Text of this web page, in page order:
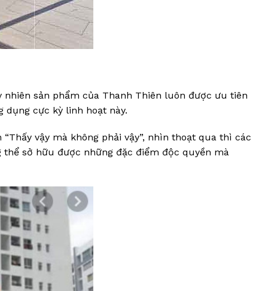
sản phẩm của Thanh Thiên luôn được ưu tiên
dụng cực kỳ linh hoạt này.
vậy mà không phải vậy”, nhìn thoạt qua thì các
sở hữu được những đặc điểm độc quyền mà